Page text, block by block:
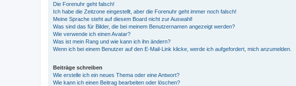
Die Forenuhr geht falsch!
Ich habe die Zeitzone eingestellt, aber die Forenuhr geht immer noch falsch!
Meine Sprache steht auf diesem Board nicht zur Auswahl!
Was sind das für Bilder, die bei meinem Benutzernamen angezeigt werden?
Wie verwende ich einen Avatar?
Was ist mein Rang und wie kann ich ihn ändern?
Wenn ich bei einem Benutzer auf den E-Mail-Link klicke, werde ich aufgefordert, mich anzumelden.
Beiträge schreiben
Wie erstelle ich ein neues Thema oder eine Antwort?
Wie kann ich einen Beitrag bearbeiten oder löschen?